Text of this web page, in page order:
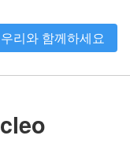
우리와 함께하세요